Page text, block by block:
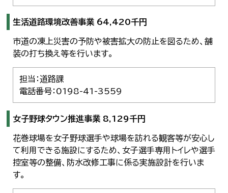
生活道路環境改善事業 64,420千円
市道の凍上災害の予防や被害拡大の防止を図るため、舗
装の打ち換え等を行います。
担当：道路課
電話番号：0198-41-3559
女子野球タウン推進事業 8,129千円
花巻球場を女子野球選手や球場を訪れる観客等が安心し
て利用できる施設にするため、女子選手専用トイレや選手
控室等の整備、防水改修工事に係る実施設計を行いま
す。